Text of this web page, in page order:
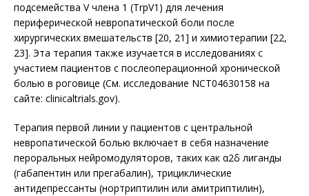
подсемейства V члена 1 (TrpV1) для лечения
периферической невропатической боли после
хирургических вмешательств [20, 21] и химиотерапии [22,
23]. Эта терапия также изучается в исследованиях с
участием пациентов с послеоперационной хронической
болью в роговице (См. исследование NCT04630158 на
сайте: clinicaltrials.gov).
Терапия первой линии у пациентов с центральной
невропатической болью включает в себя назначение
пероральных нейромодуляторов, таких как α2δ лиганды
(габапентин или прегабалин), трициклические
антидепрессанты (нортриптилин или амитриптилин),